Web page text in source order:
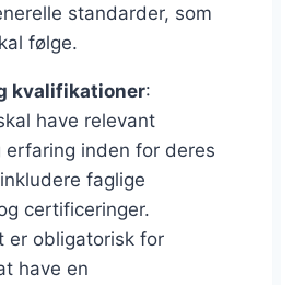
standarder, som
følge.
kvalifikationer:
have relevant
erfaring inden for deres
faglige
certificeringer.
er obligatorisk for
have en